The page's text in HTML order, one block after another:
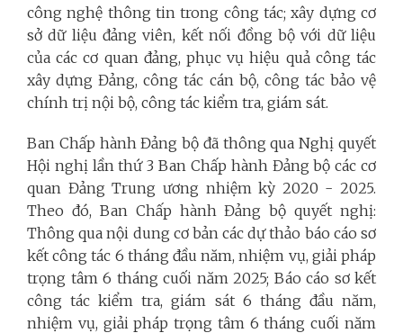
công nghệ thông tin trong công tác; xây dựng cơ
sở dữ liệu đảng viên, kết nối đồng bộ với dữ liệu
của các cơ quan đảng, phục vụ hiệu quả công tác
xây dựng Đảng, công tác cán bộ, công tác bảo vệ
chính trị nội bộ, công tác kiểm tra, giám sát.
Ban Chấp hành Đảng bộ đã thông qua Nghị quyết
Hội nghị lần thứ 3 Ban Chấp hành Đảng bộ các cơ
quan Đảng Trung ương nhiệm kỳ 2020 - 2025.
Theo đó, Ban Chấp hành Đảng bộ quyết nghị:
Thông qua nội dung cơ bản các dự thảo báo cáo sơ
kết công tác 6 tháng đầu năm, nhiệm vụ, giải pháp
trọng tâm 6 tháng cuối năm 2025; Báo cáo sơ kết
công tác kiểm tra, giám sát 6 tháng đầu năm,
nhiệm vụ, giải pháp trọng tâm 6 tháng cuối năm